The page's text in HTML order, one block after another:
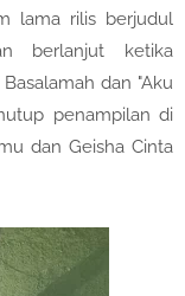
lama rilis berjudul
berlanjut ketika
dan "Aku
penampilan di
dan Geisha Cinta